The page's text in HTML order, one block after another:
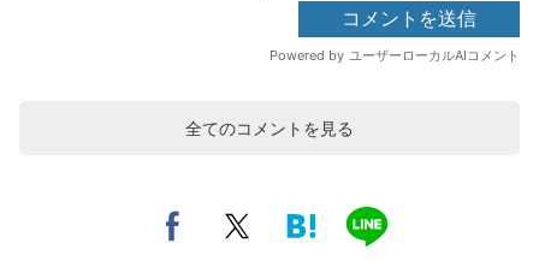
全てのコメントを見る